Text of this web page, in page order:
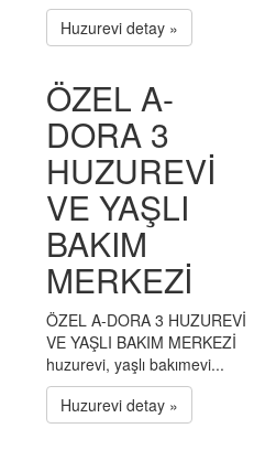
Huzurevi detay »
ÖZEL A-
DORA 3
HUZUREVİ
VE YAŞLI
BAKIM
MERKEZİ
ÖZEL A-DORA 3 HUZUREVİ
VE YAŞLI BAKIM MERKEZİ
huzurevi, yaşlı bakımevi...
Huzurevi detay »